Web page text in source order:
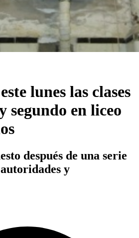
lunes las clases
segundo en liceo
después de una serie
y